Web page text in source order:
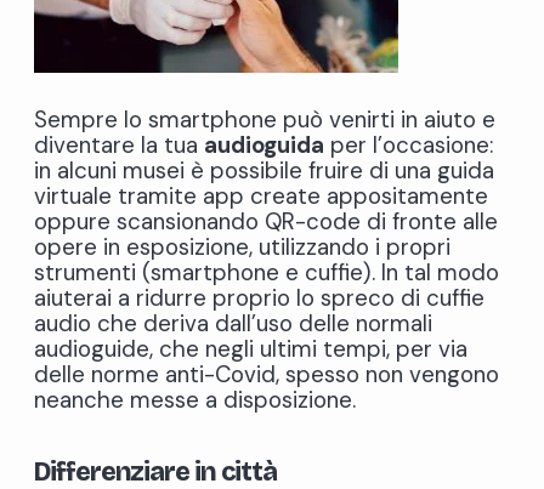
Sempre lo smartphone può venirti in aiuto e
diventare la tua audioguida per l’occasione:
in alcuni musei è possibile fruire di una guida
virtuale tramite app create appositamente
oppure scansionando QR-code di fronte alle
opere in esposizione, utilizzando i propri
strumenti (smartphone e cuffie). In tal modo
aiuterai a ridurre proprio lo spreco di cuffie
audio che deriva dall’uso delle normali
audioguide, che negli ultimi tempi, per via
delle norme anti-Covid, spesso non vengono
neanche messe a disposizione.
Differenziare in città